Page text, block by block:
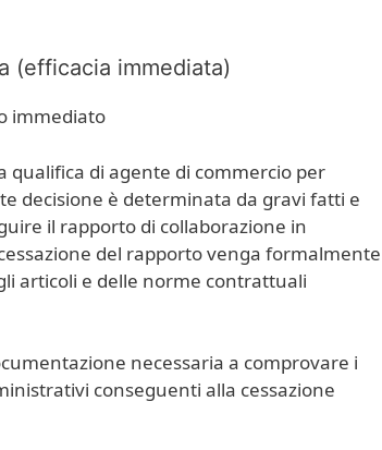
(efficacia immediata)
immediato
qualifica di agente di commercio per
decisione è determinata da gravi fatti e
il rapporto di collaborazione in
del rapporto venga formalmente
articoli e delle norme contrattuali
necessaria a comprovare i
conseguenti alla cessazione